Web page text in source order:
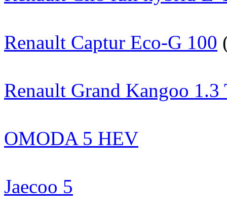
Renault Captur Eco-G 100
Renault Grand Kangoo 1.3
OMODA 5 HEV
Jaecoo 5